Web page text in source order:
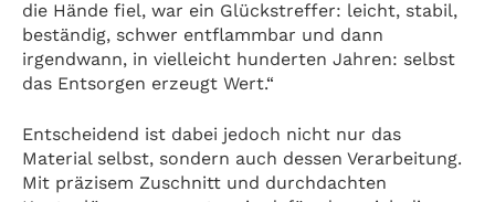
die Hände fiel, war ein Glückstreffer: leicht, stabil,
beständig, schwer entflammbar und dann
irgendwann, in vielleicht hunderten Jahren: selbst
das Entsorgen erzeugt Wert.“
Entscheidend ist dabei jedoch nicht nur das
Material selbst, sondern auch dessen Verarbeitung.
Mit präzisem Zuschnitt und durchdachten